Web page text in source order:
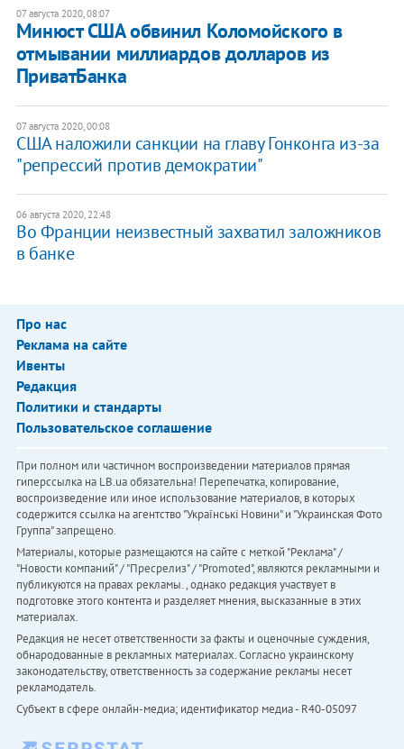
07 августа 2020, 08:07
Минюст США обвинил Коломойского в
отмывании миллиардов долларов из
ПриватБанка
07 августа 2020, 00:08
США наложили санкции на главу Гонконга из-за
"репрессий против демократии"
06 августа 2020, 22:48
Во Франции неизвестный захватил заложников
в банке
Про нас
Реклама на сайте
Ивенты
Редакция
Политики и стандарты
Пользовательское соглашение
При полном или частичном воспроизведении материалов прямая
гиперссылка на LB.ua обязательна! Перепечатка, копирование,
воспроизведение или иное использование материалов, в которых
содержится ссылка на агентство "Українськi Новини" и "Украинская Фото
Группа" запрещено.
Материалы, которые размещаются на сайте с меткой "Реклама" /
"Новости компаний" / "Пресрелиз" / "Promoted", являются рекламными и
публикуются на правах рекламы. , однако редакция участвует в
подготовке этого контента и разделяет мнения, высказанные в этих
материалах.
Редакция не несет ответственности за факты и оценочные суждения,
обнародованные в рекламных материалах. Согласно украинскому
законодательству, ответственность за содержание рекламы несет
рекламодатель.
Субъект в сфере онлайн-медиа; идентификатор медиа - R40-05097